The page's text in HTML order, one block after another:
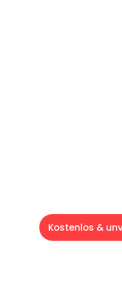
Kostenlos &